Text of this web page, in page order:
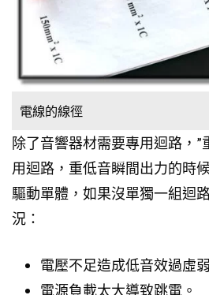
電線的線徑
除了音響器材需要專用迴路，”
用迴路，重低音瞬間出力的時
驅動單體，如果沒單獨一組迴
況：
電壓不足造成低音效過虛
電源負載太大導致跳電。